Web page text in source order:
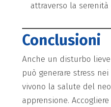
attraverso la
Conclusioni
Anche un disturbo
può generare stress
vivono la salute del
apprensione.